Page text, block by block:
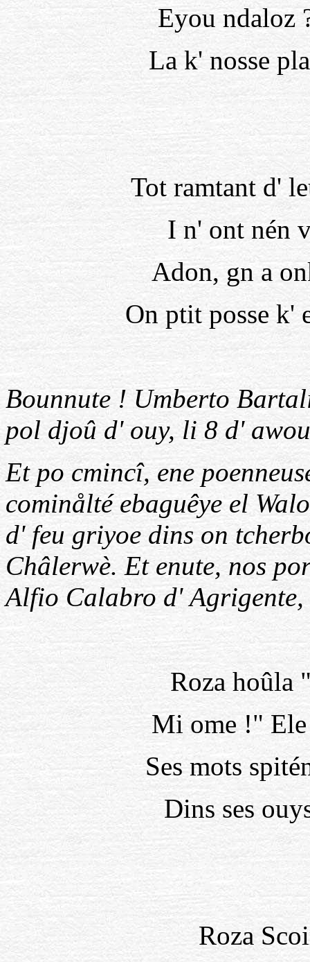
Eyou ndaloz
La k' nosse
Tot ramtant d'
I n' ont nén
Adon, gn a
On ptit posse k'
Bounnute ! Umberto
pol djoû d' ouy, li 8 d'
Et po cmincî, ene
cominålté ebaguêye el
d' feu griyoe dins on
Châlerwè. Et enute, nos
Alfio Calabro d' Agrigente,
Roza hoûla
Mi ome !"
Ses mots
Dins ses
Roza